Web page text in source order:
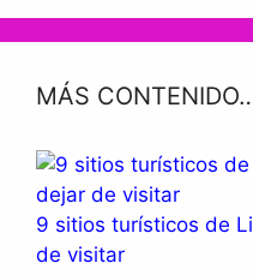
MÁS
9 sitios turísticos de
de visitar